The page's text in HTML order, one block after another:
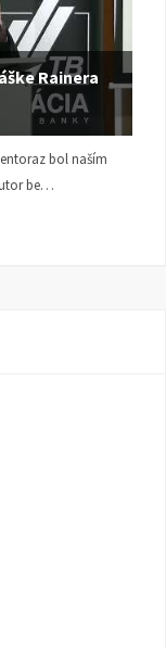
Rainera
bol naším
be…